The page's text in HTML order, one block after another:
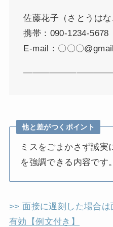
佐藤花子（さとうはな
携帯：090-1234-5678
E-mail：〇〇〇
他と差がつくポイント
ミスをごまかさず誠実
を強調できる内容です。
>> 面接に遅刻した場合
有効【例文付き】